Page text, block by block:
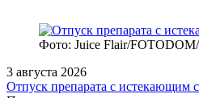
Фото: Juice Flair/FOTODOM/
3 августа 2026
Отпуск препарата с истекающим